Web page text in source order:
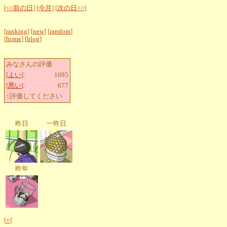
[<<前の日 ] [今月 ] [次の日>>]
[ranking] [new] [random]
[home] [blog]
みなさんの評価
[よい]:
1095
[悪い]:
677
↑評価してください
昨日 一昨日
昨年
[+]